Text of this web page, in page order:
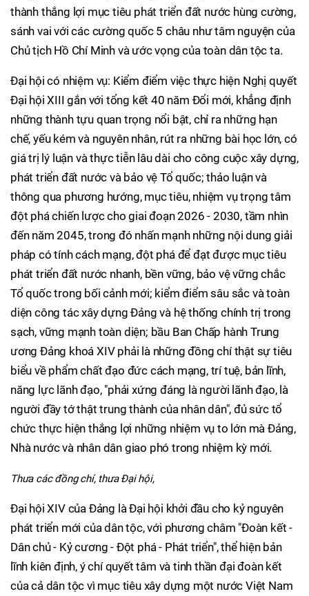
thành thắng lợi mục tiêu phát triển đất nước hùng cường,
sánh vai với các cường quốc 5 châu như tâm nguyện của
Chủ tịch Hồ Chí Minh và ước vọng của toàn dân tộc ta.
Đại hội có nhiệm vụ: Kiểm điểm việc thực hiện Nghị quyết
Đại hội XIII gắn với tổng kết 40 năm Đổi mới, khẳng định
những thành tựu quan trọng nổi bật, chỉ ra những hạn
chế, yếu kém và nguyên nhân, rút ra những bài học lớn, có
giá trị lý luận và thực tiễn lâu dài cho công cuộc xây dựng,
phát triển đất nước và bảo vệ Tổ quốc; thảo luận và
thông qua phương hướng, mục tiêu, nhiệm vụ trọng tâm
đột phá chiến lược cho giai đoạn 2026 - 2030, tầm nhìn
đến năm 2045, trong đó nhấn mạnh những nội dung giải
pháp có tính cách mạng, đột phá để đạt được mục tiêu
phát triển đất nước nhanh, bền vững, bảo vệ vững chắc
Tổ quốc trong bối cảnh mới; kiểm điểm sâu sắc và toàn
diện công tác xây dựng Đảng và hệ thống chính trị trong
sạch, vững mạnh toàn diện; bầu Ban Chấp hành Trung
ương Đảng khoá XIV phải là những đồng chí thật sự tiêu
biểu về phẩm chất đạo đức cách mạng, trí tuệ, bản lĩnh,
năng lực lãnh đạo, "phải xứng đáng là người lãnh đạo, là
người đầy tớ thật trung thành của nhân dân", đủ sức tổ
chức thực hiện thắng lợi những nhiệm vụ to lớn mà Đảng,
Nhà nước và nhân dân giao phó trong nhiệm kỳ mới.
Thưa các đồng chí, thưa Đại hội,
Đại hội XIV của Đảng là Đại hội khởi đầu cho kỷ nguyên
phát triển mới của dân tộc, với phương châm "Đoàn kết -
Dân chủ - Kỷ cương - Đột phá - Phát triển", thể hiện bản
lĩnh kiên định, ý chí quyết tâm và tinh thần đại đoàn kết
của cả dân tộc vì mục tiêu xây dựng một nước Việt Nam